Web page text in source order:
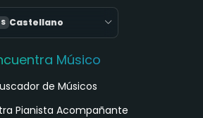
Castellano
Músico
de Músicos
Pianista Acompañante